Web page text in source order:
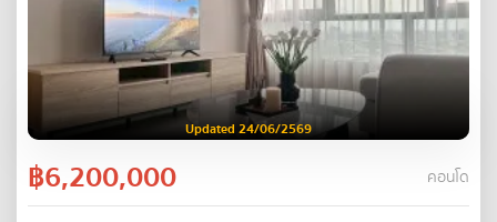
Updated 24/06/2569
฿6,200,000 คอนโด